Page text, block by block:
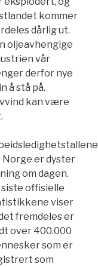
kommer
dårlig ut.
oljeavhengige
vår
derfor nye
å stå på.
kan være
Norge er dyster
om dagen.
siste offisielle
viser
fremdeles er
over 400.000
som er
som